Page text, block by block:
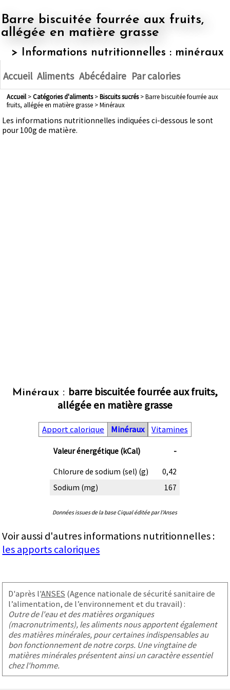
Barre biscuitée fourrée aux fruits,
allégée en matière grasse
> Informations nutritionnelles : minéraux
Accueil Aliments Abécédaire Par calories
Accueil> Catégories d'aliments> biscuits sucrés> Barre biscuitée fourrée aux
fruits, allégée en matière grasse > Minéraux
Les informations nutritionnelles indiquées ci-dessous le sont
pour 100g de matière.
Minéraux : barre biscuitée fourrée aux fruits,
allégée en matière grasse
Apport calorique Minéraux Vitamines
Valeur énergétique (kCal) -
Chlorure de sodium (sel) (g)
0,42
Sodium (mg)
167
Données issues de la base Ciqual éditée par l'Anses
Voir aussi d'autres informations nutritionnelles :
les apports caloriques
D'après l'ANSES (Agence nationale de sécurité sanitaire de
l’alimentation, de l’environnement et du travail) :
Outre de l'eau et des matières organiques
(macronutriments), les aliments nous apportent également
des matières minérales, pour certaines indispensables au
bon fonctionnement de notre corps. Une vingtaine de
matières minérales présentent ainsi un caractère essentiel
chez l'homme.